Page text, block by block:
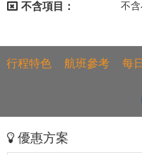
不含項目： 不
行程特色 航班參考 每
優惠方案